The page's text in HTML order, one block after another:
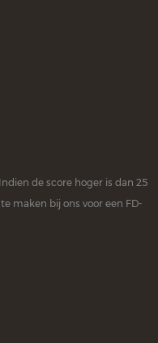
de score hoger is dan 25
maken bij ons voor een FD-